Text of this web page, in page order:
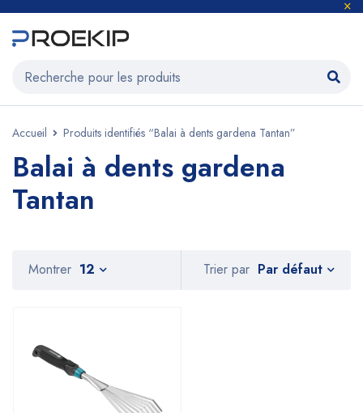
Accueil Produits identifiés “Balai à dents gardena Tantan”
Balai à dents gardena
Tantan
Trier par Par défaut
Montrer 12